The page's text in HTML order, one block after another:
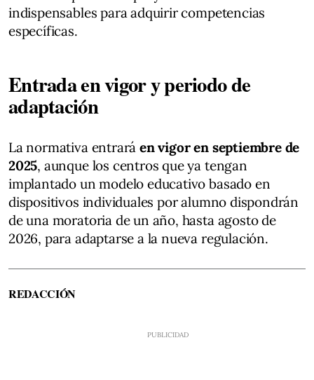
indispensables para adquirir competencias
específicas.
Entrada en vigor y periodo de
adaptación
La normativa entraráen vigor en septiembre de
2025, aunque los centros que ya tengan
implantado un modelo educativo basado en
dispositivos individuales por alumno dispondrán
de una moratoria de un año, hasta agosto de
2026, para adaptarse a la nueva regulación.
REDACCIÓN